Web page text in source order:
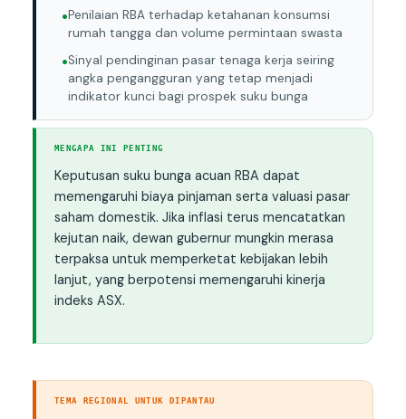
Penilaian RBA terhadap ketahanan konsumsi
rumah tangga dan volume permintaan swasta
Sinyal pendinginan pasar tenaga kerja seiring
angka pengangguran yang tetap menjadi
indikator kunci bagi prospek suku bunga
MENGAPA INI PENTING
Keputusan suku bunga acuan RBA dapat
memengaruhi biaya pinjaman serta valuasi pasar
saham domestik. Jika inflasi terus mencatatkan
kejutan naik, dewan gubernur mungkin merasa
terpaksa untuk memperketat kebijakan lebih
lanjut, yang berpotensi memengaruhi kinerja
indeks ASX.
TEMA REGIONAL UNTUK DIPANTAU